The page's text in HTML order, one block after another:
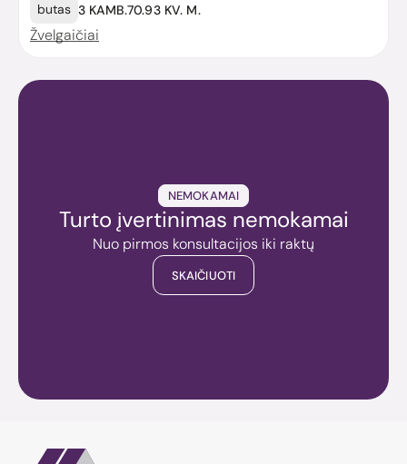
butas 3 KAMB.70.93 KV. M.
Žvelgaičiai
NEMOKAMAI
Turto įvertinimas nemokamai
Nuo pirmos konsultacijos iki raktų
SKAIČIUOTI